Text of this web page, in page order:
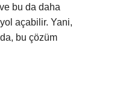
bu da daha
açabilir. Yani,
bu çözüm